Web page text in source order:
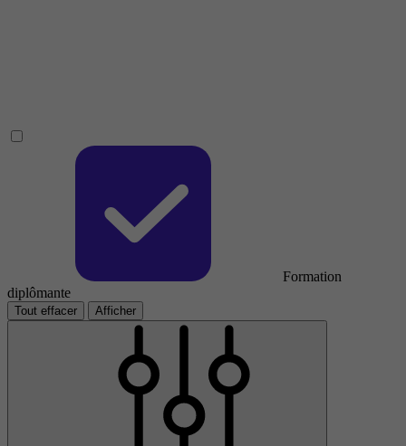
Formation
diplômante
Tout effacer Afficher